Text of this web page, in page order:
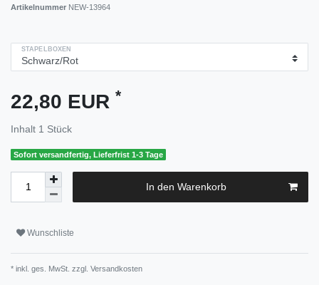
Artikelnummer NEW-13964
STAPELBOXEN
22,80 EUR *
Inhalt 1 Stück
Sofort versandfertig, Lieferfrist 1-3 Tage
In den Warenkorb
Wunschliste
* inkl. ges. MwSt. zzgl. Versandkosten